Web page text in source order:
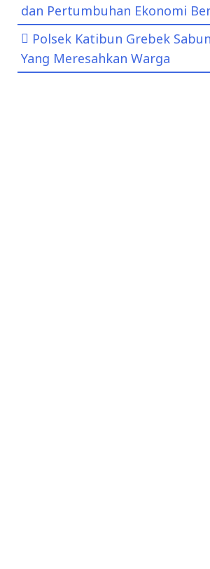
dan Pertumbuhan Ekonomi
Polsek Katibun Grebek
Yang Meresahkan Warga